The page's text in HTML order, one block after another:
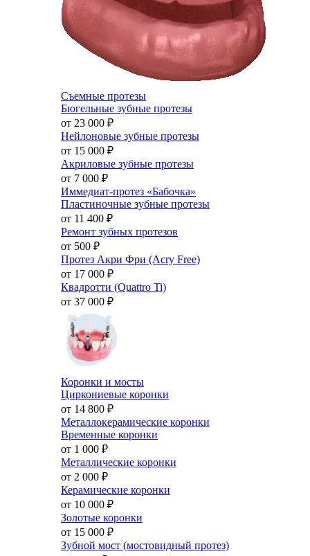
Съемные протезы
Бюгельные зубные протезы
от 23 000 ₽
Нейлоновые зубные протезы
от 15 000 ₽
Акриловые зубные протезы
от 7 000 ₽
Иммедиат-протез «Бабочка»
Пластиночные зубные протезы
от 11 400 ₽
Ремонт зубных протезов
от 500 ₽
Протез Акри Фри (Acry Free)
от 17 000 ₽
Квадротти (Quattro Ti)
от 37 000 ₽
Коронки и мосты
Циркониевые коронки
от 14 800 ₽
Металлокерамические коронки
Временные коронки
от 1 000 ₽
Металлические коронки
от 2 000 ₽
Керамические коронки
от 10 000 ₽
Золотые коронки
от 15 000 ₽
Зубной мост (мостовидный протез)